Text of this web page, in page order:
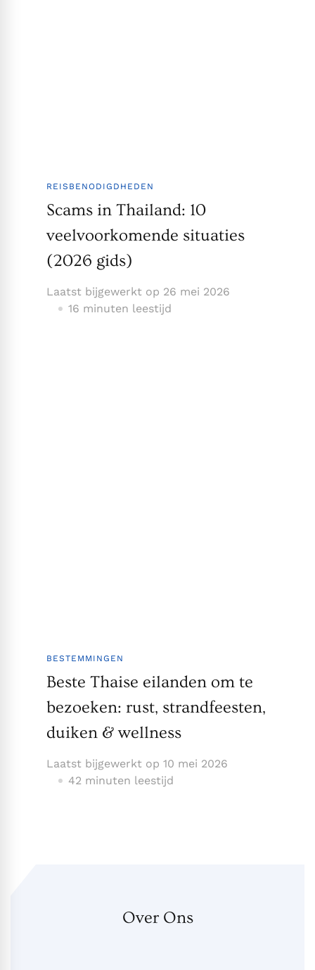
REISBENODIGDHEDEN
Scams in Thailand: 10
veelvoorkomende situaties
(2026 gids)
Laatst bijgewerkt op 26 mei 2026
16 minuten leestijd
BESTEMMINGEN
Beste Thaise eilanden om te
bezoeken: rust, strandfeesten,
duiken & wellness
Laatst bijgewerkt op 10 mei 2026
42 minuten leestijd
Over Ons